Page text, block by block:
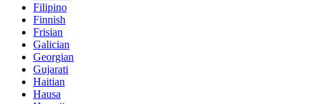
Filipino
Finnish
Frisian
Galician
Georgian
Gujarati
Haitian
Hausa